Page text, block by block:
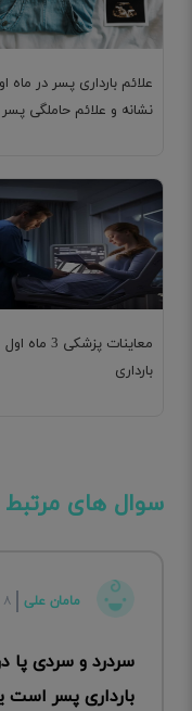
علائم بارداری پسر در ماه
نشانه و علائم حاملگی پسر
معاینات پزشکی 3 ماه اول
بارداری
سوال های مرتبط
مامان علی ۸ ماهگی
سردرد و سردی پا
بارداری پسر است